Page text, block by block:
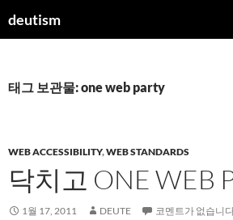
텐
건
deutism
색
태그 보관물: one web party
WEB ACCESSIBILITY,WEB STANDARDS
닥치고 ONE WEB
1월 17, 2011 DEUTE 코멘트가 없습니